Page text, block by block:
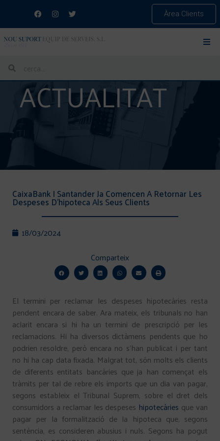
Àrea Clients
ACTUALITAT
CaixaBank I Santander Ja Comencen A Retornar Les
Despeses D’hipoteca Als Seus Clients
18/03/2024
Comparteix
El termini per reclamar les despeses hipotecàries resta
pendent encara de saber. Ara mateix, els tribunals no han
aclarit encara si hi ha un termini de prescripció per les
reclamacions. Hi ha diversos dictàmens pendents que ho
podrien resoldre, però encara no s’han publicat i per tant
no hi ha cap data fixada. Malgrat tot, són molts els clients
de diferents entitats bancàries que ja han començat els
tràmits per tal de rebre els imports que un dia van pagar,
segons estableix el Tribunal Suprem, sobre el dret dels
consumidors a reclamar les despeses hipotecàries que van
pagar per la formalització de la hipoteca que, segons
sentència, es consideren abusius i nuls. Segons ha pogut